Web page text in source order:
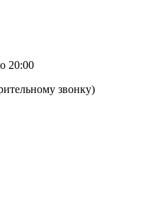
20:00
звонку)